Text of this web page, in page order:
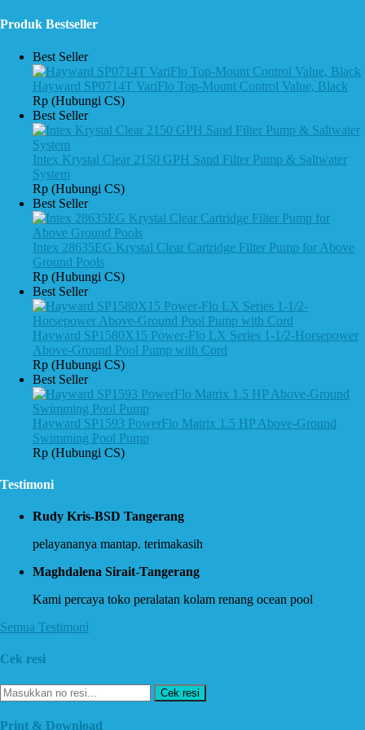
Produk Bestseller
Best Seller
Hayward SP0714T VariFlo Top-Mount Control Value, Black
Rp (Hubungi CS)
Best Seller
Intex Krystal Clear 2150 GPH Sand Filter Pump & Saltwater
System
Rp (Hubungi CS)
Best Seller
Intex 28635EG Krystal Clear Cartridge Filter Pump for Above
Ground Pools
Rp (Hubungi CS)
Best Seller
Hayward SP1580X15 Power-Flo LX Series 1-1/2-Horsepower
Above-Ground Pool Pump with Cord
Rp (Hubungi CS)
Best Seller
Hayward SP1593 PowerFlo Matrix 1.5 HP Above-Ground
Swimming Pool Pump
Rp (Hubungi CS)
Testimoni
Rudy Kris-BSD Tangerang
pelayananya mantap. terimakasih
Maghdalena Sirait-Tangerang
Kami percaya toko peralatan kolam renang ocean pool
Semua Testimoni
Cek resi
Cek resi
Print & Download